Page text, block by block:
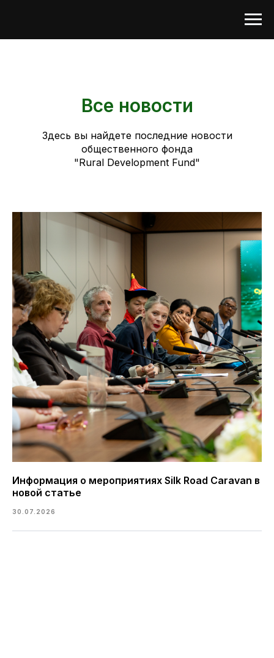
Все новости
Здесь вы найдете последние новости
общественного фонда
"Rural Development Fund"
Информация о мероприятиях Silk Road Caravan в
новой статье
30.07.2026